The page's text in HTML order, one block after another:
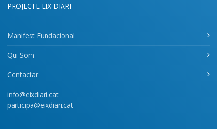
PROJECTE EIX DIARI
Manifest Fundacional
Qui Som
Contactar
info@eixdiari.cat
participa@eixdiari.cat